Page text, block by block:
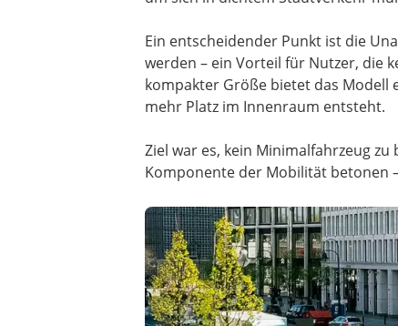
Ein entscheidender Punkt ist die
werden – ein Vorteil für Nutzer, die
kompakter Größe bietet das Modell
mehr Platz im Innenraum entsteht.
Ziel war es, kein Minimalfahrzeug
Komponente der Mobilität betonen